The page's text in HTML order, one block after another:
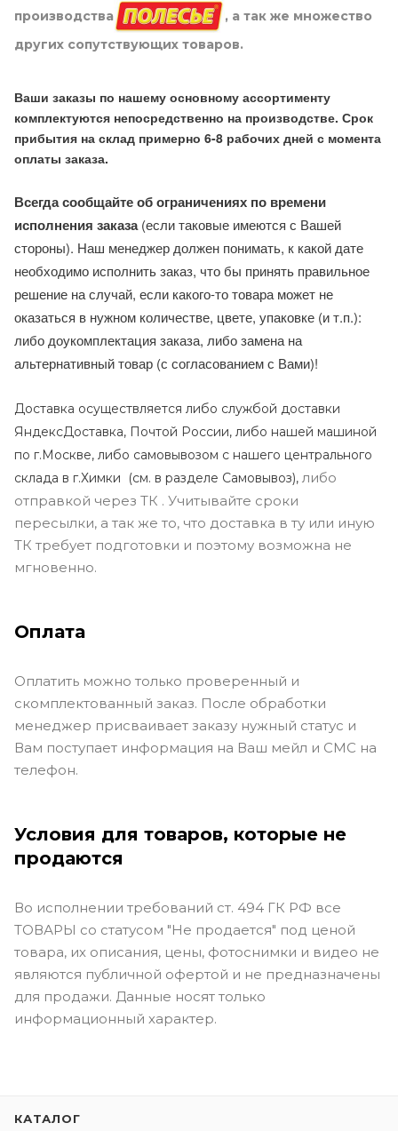
производства
, а так же множество
других сопутствующих товаров.
Ваши заказы по нашему основному ассортименту
комплектуются непосредственно на производстве. Срок
прибытия на склад примерно 6-8 рабочих дней с момента
оплаты заказа.
Всегда сообщайте об ограничениях по времени
исполнения заказа(если таковые имеются с Вашей
стороны). Наш менеджер должен понимать, к какой дате
необходимо исполнить заказ, что бы принять правильное
решение на случай, если какого-то товара может не
оказаться в нужном количестве, цвете, упаковке (и т.п.):
либо доукомплектация заказа, либо замена на
альтернативный товар (с согласованием с Вами)!
Доставка осуществляется либо службой доставки
ЯндексДоставка, Почтой России, либо нашей машиной
по г.Москве, либо самовывозом с нашего центрального
склада в г.Химки (см. в разделе Самовывоз), либо
отправкой через ТК . Учитывайте сроки
пересылки, а так же то, что доставка в ту или иную
ТК требует подготовки и поэтому возможна не
мгновенно.
Оплата
Оплатить можно только проверенный и
скомплектованный заказ. После обработки
менеджер присваивает заказу нужный статус и
Вам поступает информация на Ваш мейл и СМС на
телефон.
Условия для товаров, которые не
продаются
Во исполнении требований ст. 494 ГК РФ все
ТОВАРЫ со статусом "Не продается" под ценой
товара, их описания, цены, фотоснимки и видео не
являются публичной офертой и не предназначены
для продажи. Данные носят только
информационный характер.
КАТАЛОГ